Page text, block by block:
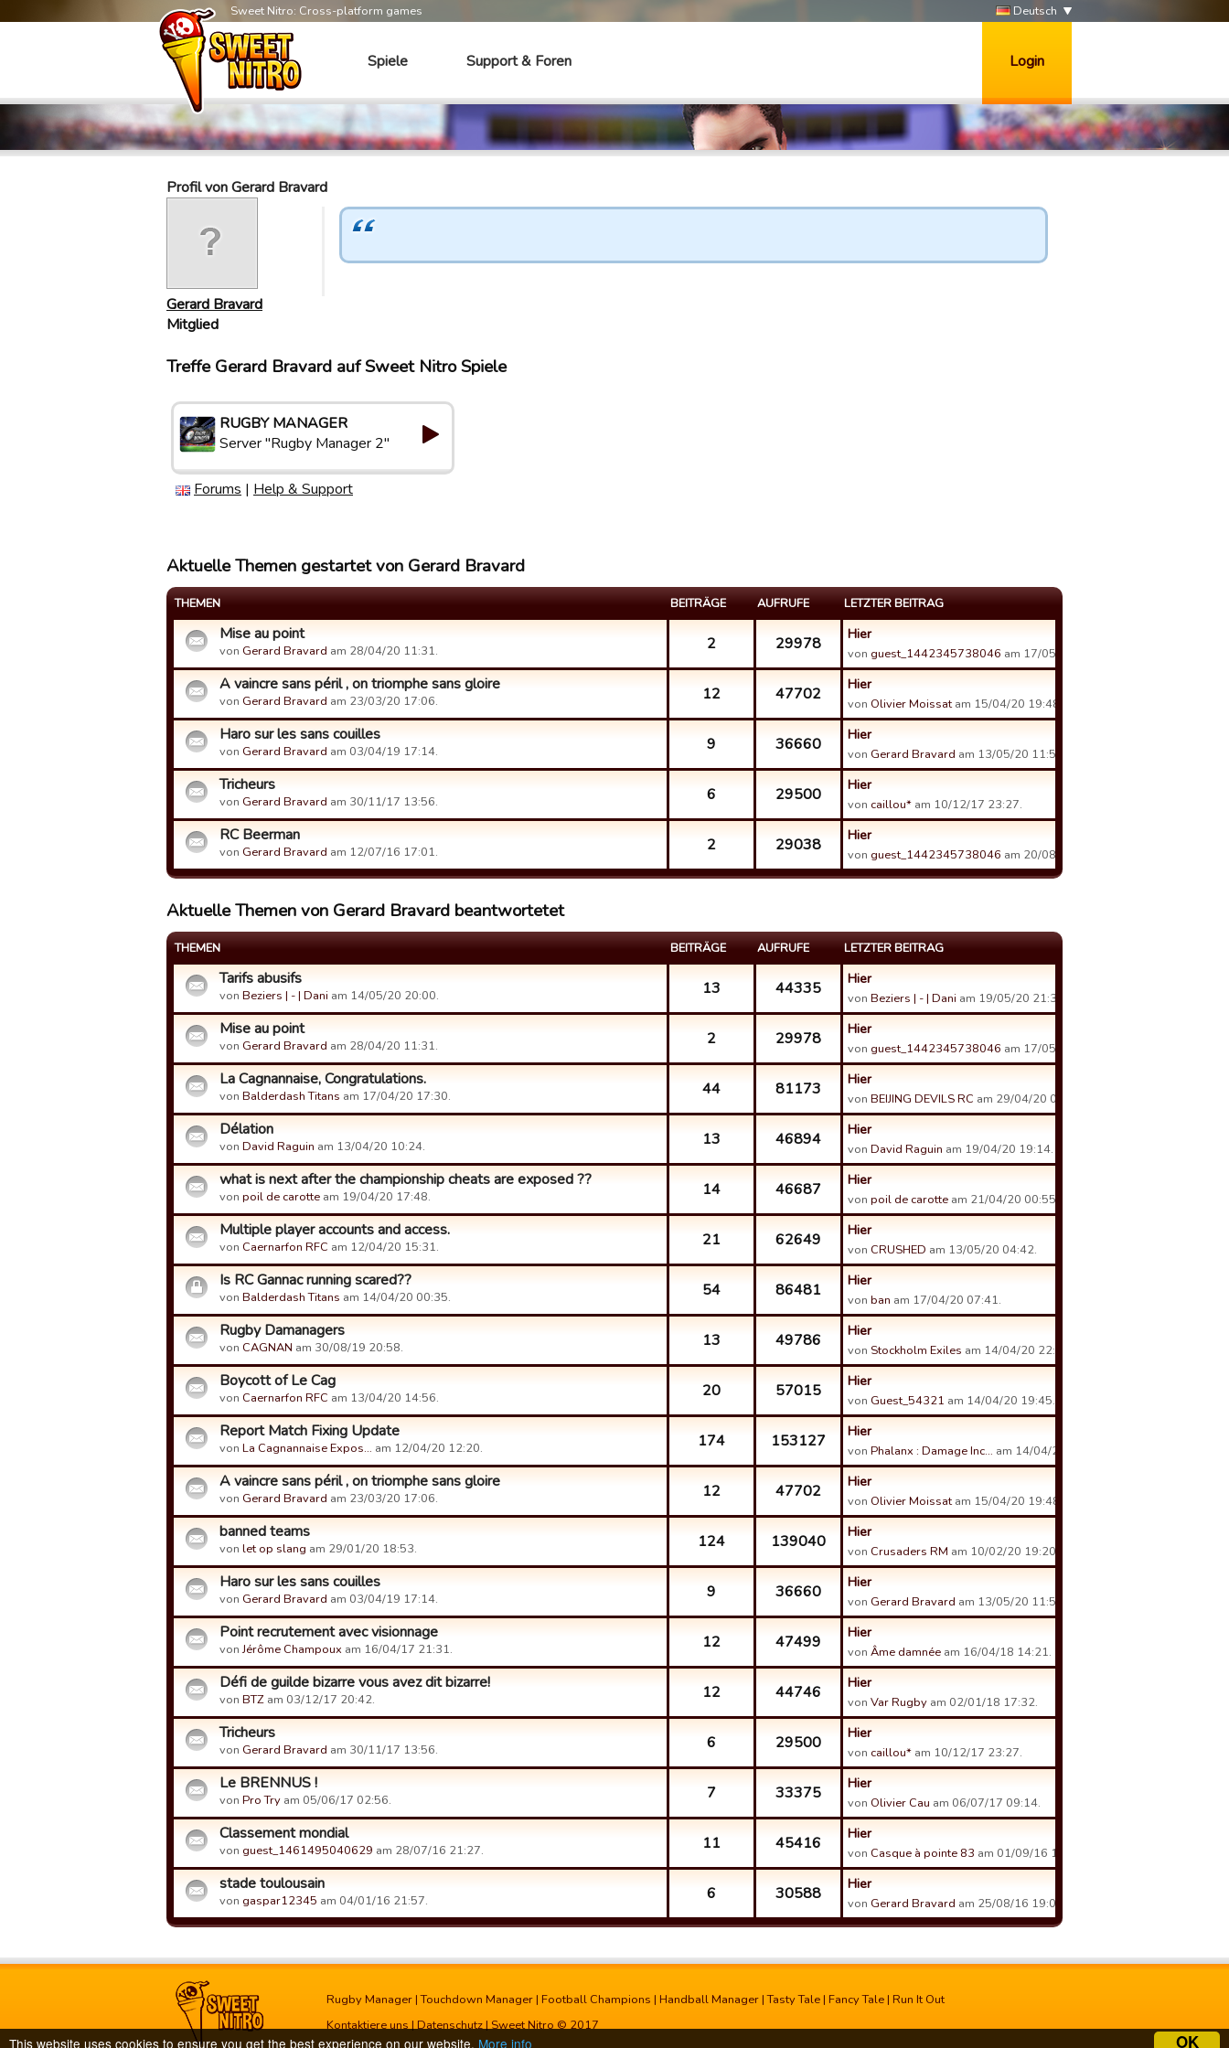
OK
This website uses cookies to ensure you get the best experience on our website. More info
Sweet Nitro: Cross-platform games Deutsch
Spiele Support & Foren Login
Profil von Gerard Bravard
Gerard Bravard
Mitglied
Treffe Gerard Bravard auf Sweet Nitro Spiele
RUGBY MANAGER
Server "Rugby Manager 2"
Forums | Help & Support
Aktuelle Themen gestartet von Gerard Bravard
THEMEN BEITRÄGE AUFRUFE LETZTER BEITRAG
Mise au point
von Gerard Bravard am 28/04/20 11:31. 2 29978 Hier
von guest_1442345738046 am 17/05/20 01:11.
A vaincre sans péril , on triomphe sans gloire
von Gerard Bravard am 23/03/20 17:06. 12 47702 Hier
von Olivier Moissatam 15/04/20 19:48.
Haro sur les sans couilles
von Gerard Bravard am 03/04/19 17:14. 9 36660 Hier
von Gerard Bravard am 13/05/20 11:56.
Tricheurs
von Gerard Bravard am 30/11/17 13:56. 6 29500 Hier
von caillou* am 10/12/17 23:27.
RC Beerman
von Gerard Bravard am 12/07/16 17:01. 2 29038 Hier
von guest_1442345738046 am 20/08/16 01:05.
Aktuelle Themen von Gerard Bravard beantwortetet
THEMEN BEITRÄGE AUFRUFE LETZTER BEITRAG
Tarifs abusifs
von Beziers | - | Dani am 14/05/20 20:00. 13 44335 Hier
von Beziers | - | Dani am 19/05/20 21:31.
Mise au point
von Gerard Bravard am 28/04/20 11:31. 2 29978 Hier
von guest_1442345738046 am 17/05/20 01:11.
La Cagnannaise, Congratulations.
von Balderdash Titans am 17/04/20 17:30. 44 81173 Hier
von BEIJING DEVILS RC am 29/04/20 01:12.
Délation
von David Raguin am 13/04/20 10:24. 13 46894 Hier
von David Raguin am 19/04/20 19:14.
what is next after the championship cheats are exposed ??
von poil de carotte am 19/04/20 17:48. 14 46687 Hier
von poil de carotte am 21/04/20 00:55.
Multiple player accounts and access.
von Caernarfon RFC am 12/04/20 15:31. 21 62649 Hier
von CRUSHED am 13/05/20 04:42.
Is RC Gannac running scared??
von Balderdash Titans am 14/04/20 00:35. 54 86481 Hier
von ban am 17/04/20 07:41.
Rugby Damanagers
von CAGNAN am 30/08/19 20:58. 13 49786 Hier
von Stockholm Exiles am 14/04/20 22:21.
Boycott of Le Cag
von Caernarfon RFC am 13/04/20 14:56. 20 57015 Hier
von Guest_54321 am 14/04/20 19:45.
Report Match Fixing Update
von La Cagnannaise Expos… am 12/04/20 12:20. 174 153127 Hier
von Phalanx : Damage Inc… am 14/04/20 08:17.
A vaincre sans péril , on triomphe sans gloire
von Gerard Bravard am 23/03/20 17:06. 12 47702 Hier
von Olivier Moissatam 15/04/20 19:48.
banned teams
von let op slang am 29/01/20 18:53. 124 139040 Hier
von Crusaders RM am 10/02/20 19:20.
Haro sur les sans couilles
von Gerard Bravard am 03/04/19 17:14. 9 36660 Hier
von Gerard Bravard am 13/05/20 11:56.
Point recrutement avec visionnage
vonJérôme Champoux am 16/04/17 21:31. 12 47499 Hier
von Âme damnée am 16/04/18 14:21.
Défi de guilde bizarre vous avez dit bizarre!
von BTZ am 03/12/17 20:42. 12 44746 Hier
von Var Rugby am 02/01/18 17:32.
Tricheurs
von Gerard Bravard am 30/11/17 13:56. 6 29500 Hier
von caillou* am 10/12/17 23:27.
Le BRENNUS !
von Pro Try am 05/06/17 02:56. 7 33375 Hier
von Olivier Cau am 06/07/17 09:14.
Classement mondial
von guest_1461495040629 am 28/07/16 21:27. 11 45416 Hier
von Casque à pointe 83 am 01/09/16 12:17.
stade toulousain
von gaspar12345 am 04/01/16 21:57. 6 30588 Hier
von Gerard Bravard am 25/08/16 19:03.
Rugby Manager |Touchdown Manager | Football Champions | Handball Manager |Tasty Tale | Fancy Tale | Run It Out
Kontaktiere uns|Datenschutz| Sweet Nitro © 2017